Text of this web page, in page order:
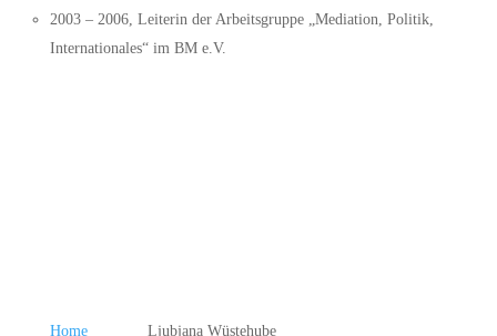
2003 – 2006, Leiterin der Arbeitsgruppe „Mediation, Politik,
Internationales“ im BM e.V.
Home Ljubjana Wüstehube